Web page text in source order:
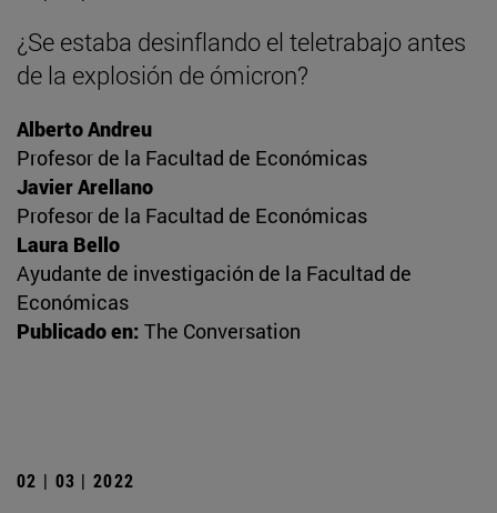
¿Se estaba desinflando el teletrabajo antes
de la explosión de ómicron?
Alberto Andreu
Profesor de la Facultad de Económicas
Javier Arellano
Profesor de la Facultad de Económicas
Laura Bello
Ayudante de investigación de la Facultad de
Económicas
Publicado en: The Conversation
02 | 03 | 2022